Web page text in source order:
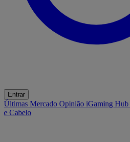
Entrar
Últimas Mercado Opinião iGaming Hub
e Cabelo